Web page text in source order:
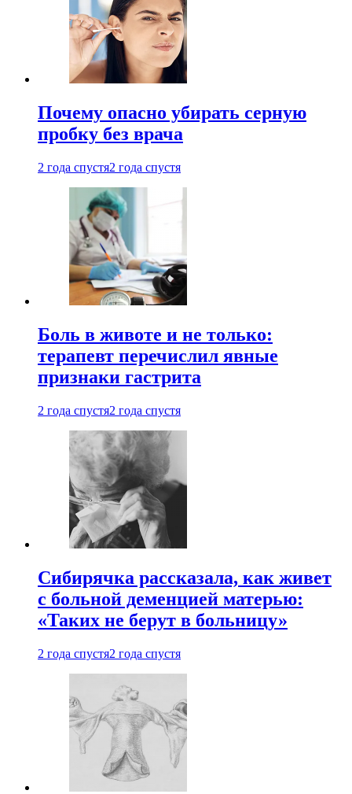
Почему опасно убирать серную
пробку без врача
2 года спустя2 года спустя
Боль в животе и не только:
терапевт перечислил явные
признаки гастрита
2 года спустя2 года спустя
Сибирячка рассказала, как живет
с больной деменцией матерью:
«Таких не берут в больницу»
2 года спустя2 года спустя